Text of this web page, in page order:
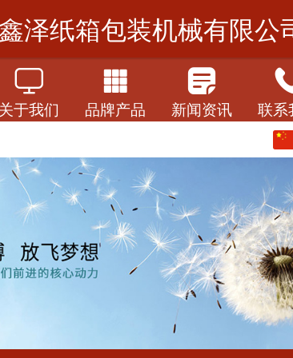
泽纸箱包装机械有限公
关于我们 品牌产品 新闻资讯 联系